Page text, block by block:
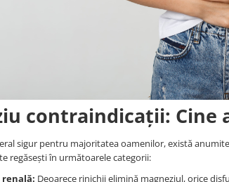
contraindicații: Cine
sigur pentru majoritatea oamenilor, există
regăsești în următoarele categorii:
Deoarece rinichii elimină magneziul, orice